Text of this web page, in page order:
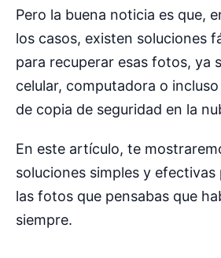
Pero la buena noticia es que,
los casos, existen soluciones
para recuperar esas fotos, ya
celular, computadora o
de copia de seguridad en la
En este artículo, te
soluciones simples y
las fotos que pensabas que
siempre.